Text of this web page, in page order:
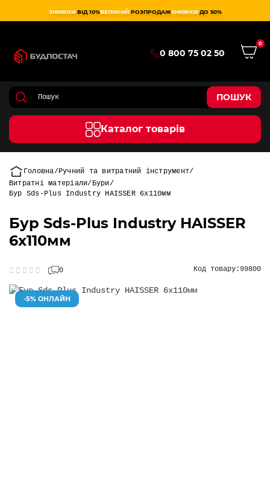
ЗНИЖКИ ВІД 10%ВЕЛИКИЙ РОЗПРОДАЖЗНИЖКИ ДО 50%
0 800 75 02 50
0
ПОШУК
Каталог товарів
Головна Ручний та витратний інструмент
Витратні матеріали
Бури
Бур Sds-Plus Industry HAISSER 6х110мм
Бур Sds-Plus Industry HAISSER
6х110мм
0 Код товару:99800
-5% ОНЛАЙН